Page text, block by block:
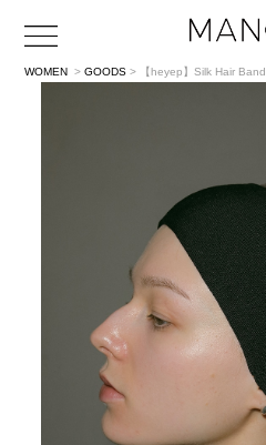
WOMEN >GOODS > 【heyep】Silk Hair Band